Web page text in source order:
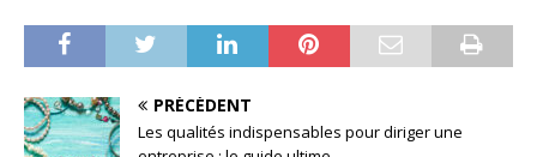
PRÉCÉDENT
Les qualités indispensables pour diriger une